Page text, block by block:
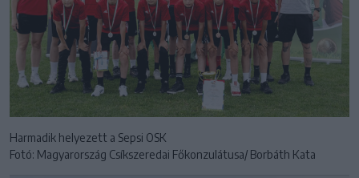
Harmadik helyezett a Sepsi OSK
Fotó: Magyarország Csíkszeredai Főkonzulátusa/ Borbáth Kata